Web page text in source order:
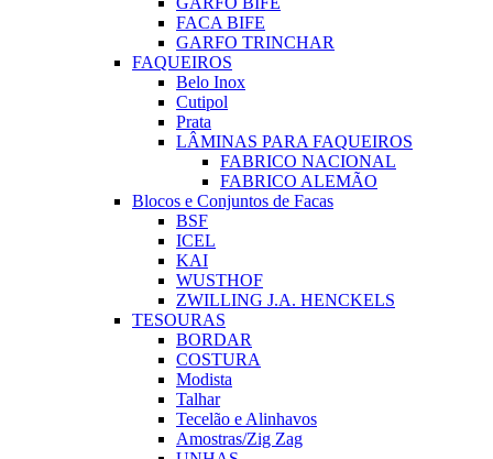
FACA BIFE
GARFO TRINCHAR
FAQUEIROS
Belo Inox
Cutipol
Prata
LÂMINAS PARA FAQUEIROS
FABRICO NACIONAL
FABRICO ALEMÃO
Blocos e Conjuntos de Facas
BSF
ICEL
KAI
WUSTHOF
ZWILLING J.A. HENCKELS
TESOURAS
BORDAR
COSTURA
Modista
Talhar
Tecelão e Alinhavos
Amostras/Zig Zag